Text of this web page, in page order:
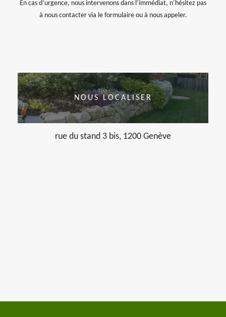
En cas d’urgence, nous intervenons dans l’immédiat, n’hésitez pas
à nous contacter via le formulaire ou à nous appeler.
NOUS LOCALISER
rue du stand 3 bis, 1200 Genève